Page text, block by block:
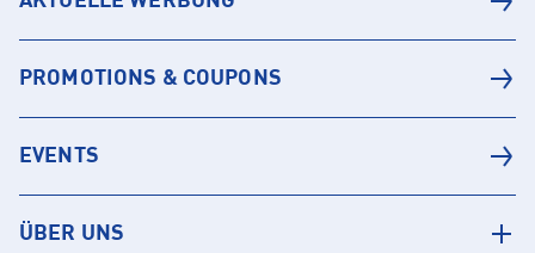
PROMOTIONS & COUPONS
EVENTS
ÜBER UNS